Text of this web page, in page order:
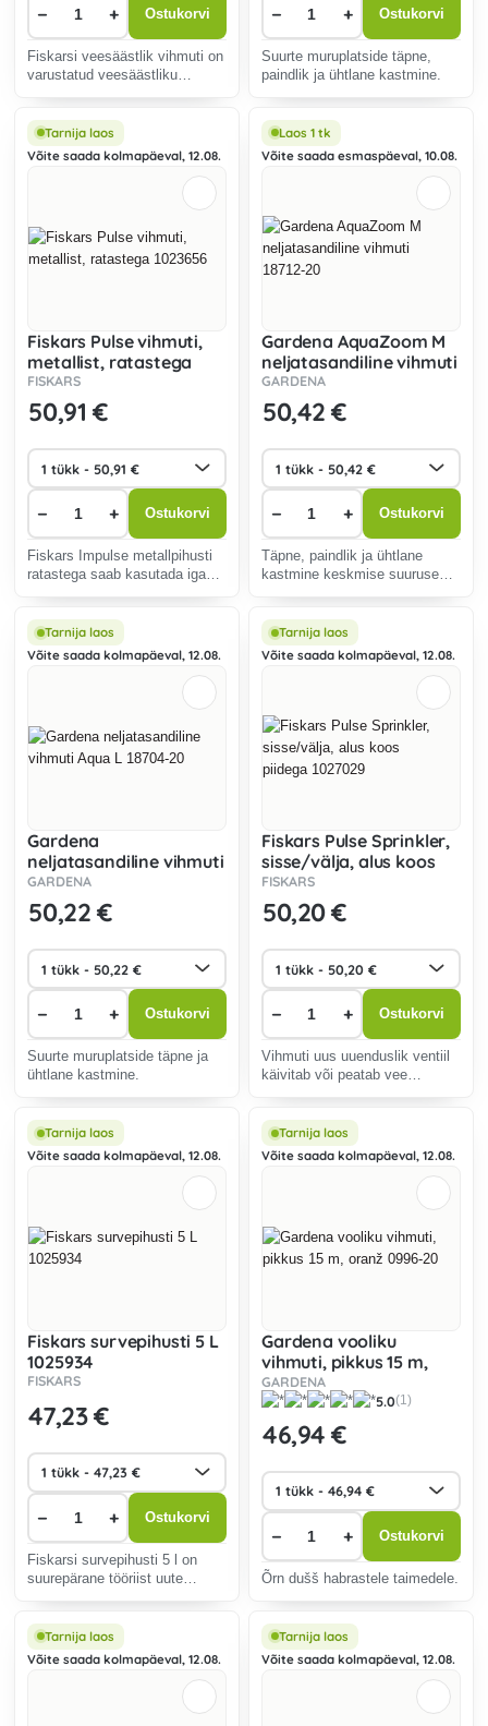
− + Ostukorvi
Fiskarsi veesäästlik vihmuti on
varustatud veesäästliku
− + Ostukorvi
Suurte muruplatside täpne,
paindlik ja ühtlane kastmine.
Tarnija laos
Võite saada kolmapäeval, 12.08.
Fiskars Pulse vihmuti,
metallist, ratastega
1023656
FISKARS
50,91 €
− + Ostukorvi
Fiskars Impulse metallpihusti
ratastega saab kasutada igas
Laos 1 tk
Võite saada esmaspäeval, 10.08.
Gardena AquaZoom M
neljatasandiline vihmuti
18712-20
GARDENA
50,42 €
− + Ostukorvi
Täpne, paindlik ja ühtlane
kastmine keskmise suurusega
Tarnija laos
Võite saada kolmapäeval, 12.08.
Gardena
neljatasandiline vihmuti
Aqua L 18704-20
GARDENA
50,22 €
− + Ostukorvi
Suurte muruplatside täpne ja
ühtlane kastmine.
Tarnija laos
Võite saada kolmapäeval, 12.08.
Fiskars Pulse Sprinkler,
sisse/välja, alus koos
piidega 1027029
FISKARS
50,20 €
− + Ostukorvi
Vihmuti uus uuenduslik ventiil
käivitab või peatab vee
Tarnija laos
Võite saada kolmapäeval, 12.08.
Fiskars survepihusti 5 L
1025934
FISKARS
47,23 €
− + Ostukorvi
Fiskarsi survepihusti 5 l on
suurepärane tööriist uute
neid kõige rohkem vaja on.
Tarnija laos
Võite saada kolmapäeval, 12.08.
Gardena vooliku
vihmuti, pikkus 15 m,
oranž 0996-20
GARDENA
5.0(1)
46,94 €
− + Ostukorvi
Õrn dušš habrastele taimedele.
Tarnija laos
Võite saada kolmapäeval, 12.08.
Tarnija laos
Võite saada kolmapäeval, 12.08.